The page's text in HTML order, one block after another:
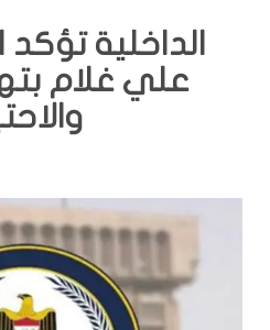
الداخلية
علي غلام